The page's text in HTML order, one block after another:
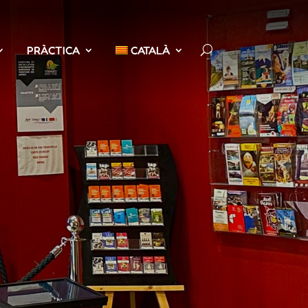
PRÀCTICA CATALÀ